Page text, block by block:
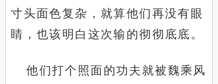
寸头面色复杂，就算他们再没有眼
睛，也该明白这次输的彻彻底底。
他们打个照面的功夫就被魏乘风